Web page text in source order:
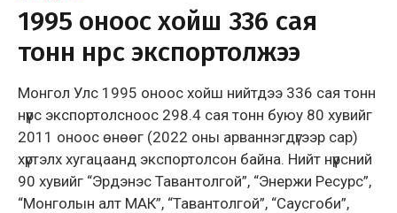
1995 оноос хойш 336 сая
тонн нүүрс экспортолжээ
Монгол Улс 1995 оноос хойш нийтдээ 336 сая тонн
нүүрс экспортолсноос 298.4 сая тонн буюу 80 хувийг
2011 оноос өнөөг (2022 оны арваннэгдүгээр сар)
хүртэлх хугацаанд экспортолсон байна. Нийт нүүрсний
90 хувийг “Эрдэнэс Тавантолгой”, “Энержи Ресурс”,
“Монголын алт МАК”, “Тавантолгой”, “Саусгоби”,